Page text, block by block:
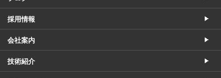
採用情報
会社案内
技術紹介